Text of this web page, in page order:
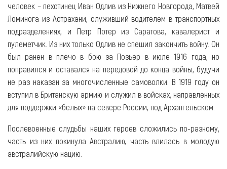
человек – пехотинец Иван Одлив из Нижнего Новгорода, Матвей
Ломинога из Астрахани, служивший водителем в транспортных
подразделениях, и Петр Потер из Саратова, кавалерист и
пулеметчик. Из них только Одлив не спешил закончить войну. Он
был ранен в плечо в бою за Позьер в июле 1916 года, но
поправился и оставался на передовой до конца войны, будучи
не раз наказан за многочисленные самоволки. В 1919 году он
вступил в Британскую армию и служил в войсках, направленных
для поддержки «белых» на севере России, под Архангельском.
Послевоенные слудьбы наших героев сложились по-разному,
часть из них покинула Австралию, часть влилась в молодую
австралийскую нацию.